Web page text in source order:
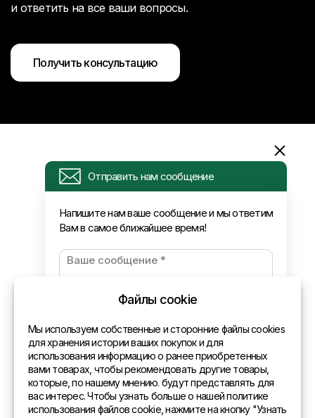
и ответить на все ваши вопросы.
Получить консультацию
Отправить нам сообщение
Напишите нам ваше сообщение и мы ответим
Вам в самое ближайшее время!
Информация
Запрос
Оплата и доставка
Политика конфиденциальности
Контакты
Общая информация
Представительства в мире
Файлы cookie
Мы используем собственные и сторонние файлы cookies
для хранения истории ваших покупок и для
использования информацию о ранее приобретенных
вами товарах, чтобы рекомендовать другие товары,
которые, по нашему мнению. будут представлять для
вас интерес. Чтобы узнать больше о нашей политике
использования файлов cookie, нажмите на кнопку "Узнать